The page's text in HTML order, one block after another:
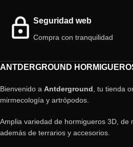
Seguridad web
Compra con tranquilidad
ANTDERGROUND
Bienvenido a Antderground , tu tienda
mirmecología y artrópodos.
Amplia variedad de hormigueros 3D, de
además de terrarios y accesorios.